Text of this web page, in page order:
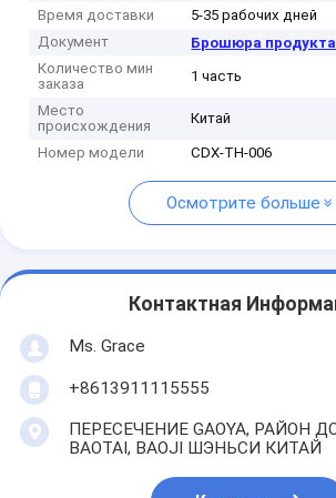
Время доставки
5-35 рабочих дней
Документ
Брошюра продукта
Количество мин
заказа
1 часть
Место
происхождения
Китай
Номер модели CDX-TH-006
Осмотрите больше
Контактная
Ms. Grace
+8613911115555
ПЕРЕСЕЧЕНИЕ GAOYA, РАЙОН
BAOTAI, BAOJI ШЭНЬСИ КИТАЙ